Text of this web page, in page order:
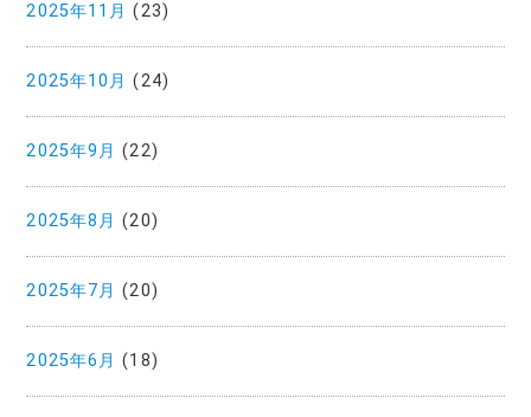
2025年11月 (23)
2025年10月 (24)
2025年9月 (22)
2025年8月 (20)
2025年7月 (20)
2025年6月 (18)